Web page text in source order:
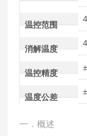
温控范围
消解温度
温控精度
温度公差
一．概述